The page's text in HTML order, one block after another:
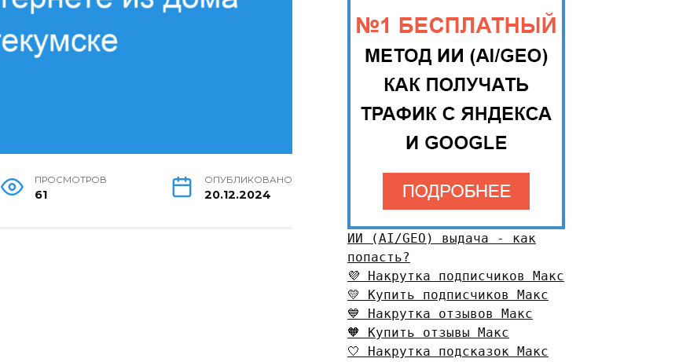
ПРОСМОТРОВ
61
ОПУБЛИКОВАНО
20.12.2024
ИИ (AI/GEO) выдача - как
попасть?
💜 Накрутка подписчиков Макс
💛 Купить подписчиков Макс
💙 Накрутка отзывов Макс
🧡 Купить отзывы Макс
🤍 Накрутка подсказок Макс